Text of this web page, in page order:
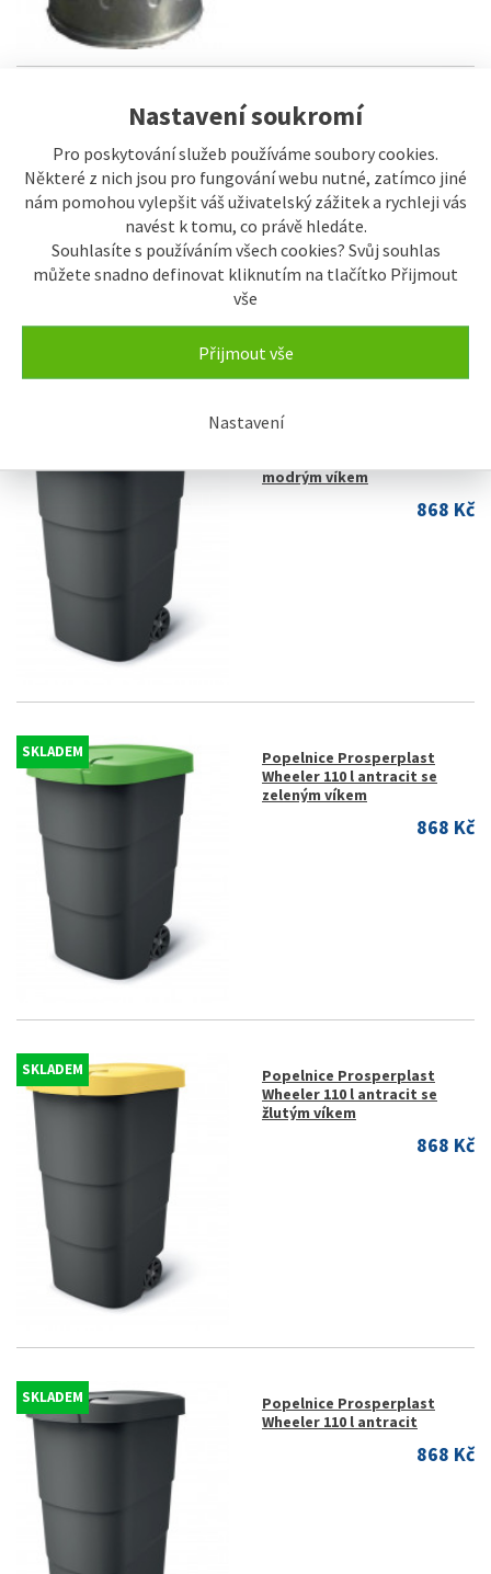
Nastavení soukromí
Pro poskytování služeb používáme soubory cookies.
Některé z nich jsou pro fungování webu nutné, zatímco jiné
nám pomohou vylepšit váš uživatelský zážitek a rychleji vás
navést k tomu, co právě hledáte.
Souhlasíte s používáním všech cookies? Svůj souhlas
můžete snadno definovat kliknutím na tlačítko Přijmout
vše
Přijmout vše
Nastavení
Popelnice Prosperplast
hnědým víkem
868 Kč
modrým víkem
868 Kč
SKLADEM
Popelnice Prosperplast
Wheeler 110 l antracit se
zeleným víkem
868 Kč
SKLADEM
Popelnice Prosperplast
Wheeler 110 l antracit se
žlutým víkem
868 Kč
SKLADEM
Popelnice Prosperplast
Wheeler 110 l antracit
868 Kč